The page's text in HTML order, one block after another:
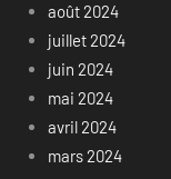
août 2024
juillet 2024
juin 2024
mai 2024
avril 2024
mars 2024